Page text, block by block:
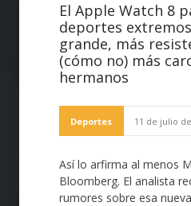
El Apple Watch 8
deportes
grande, más
(cómo no) más
hermanos
Deportes 11 de julio
Así lo arfirma al menos
Bloomberg. El analista
rumores sobre esa